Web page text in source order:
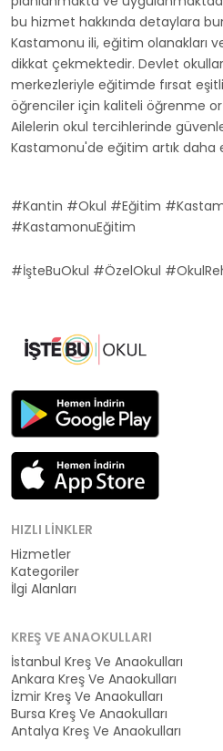
bu hizmet hakkında detaylara
Kastamonu ili, eğitim olanakları
dikkat çekmektedir. Devlet
merkezleriyle eğitimde fırsat
öğrenciler için kaliteli öğrenme
Ailelerin okul tercihlerinde
Kastamonu'de eğitim artık daha
#Kantin #Okul #Eğitim
#KastamonuEğitim
#İşteBuOkul #ÖzelOkul
HIZLI LINKLER
Hizmetler
Kategoriler
İlgi Alanları
KREŞ VE ANAOKULLARI
İstanbul Kreş Ve Anaokulları
Ankara Kreş Ve Anaokulları
İzmir Kreş Ve Anaokulları
Bursa Kreş Ve Anaokulları
Antalya Kreş Ve Anaokulları